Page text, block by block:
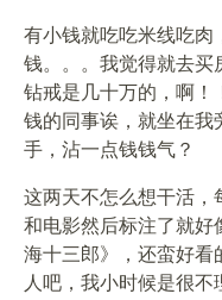
有小钱就吃吃米线吃肉
钱。。。我觉得就去买
钻戒是几十万的，啊！
钱的同事诶，就坐在我
手，沾一点钱钱气？
这两天不怎么想干活，
和电影然后标注了就好
海十三郎》，还蛮好看
人吧，我小时候是很